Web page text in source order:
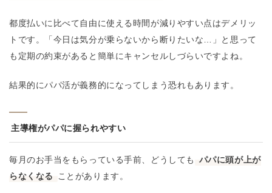
都度払いに比べて自由に使える時間が減りやすい点はデメリッ
トです。「今日は気分が乗らないから断りたいな…」と思って
も定期の約束があると簡単にキャンセルしづらいですよね。
結果的にパパ活が義務的になってしまう恐れもあります。
主導権がパパに握られやすい
毎月のお手当をもらっている手前、どうしても
パパに頭が上が
らなくなる
ことがあります。